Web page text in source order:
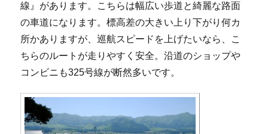
線』があります。こちらは幅広い歩道と綺麗な路面
の車道になります。標高差の大きい上り下がり何カ
所かありますが、巡航スピードを上げたいなら、こ
ちらのルートが走りやすく安全。沿道のショップや
コンビニも325号線が断然多いです。